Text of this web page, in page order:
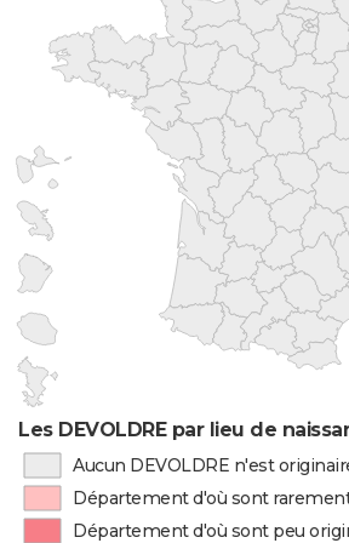
Les DEVOLDRE par lieu de
Aucun DEVOLDRE n'est
Département d'où sont
Département d'où sont peu